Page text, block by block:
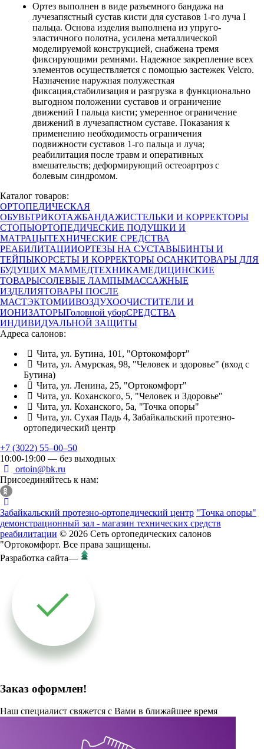
Ортез выполнен в виде разъемного бандажа на
лучезапястный сустав кисти для суставов 1-го луча I
пальца. Основа изделия выполнена из упруго-
эластичного полотна, усилена металлической
моделируемой конструкцией, снабжена тремя
фиксирующими ремнями. Надежное закрепление всех
элементов осуществляется с помощью застежек Velcro.
Назначение наружная полужесткая
фиксация,стабилизация и разгрузка в функционально
выгодном положении суставов и ограничение
движений I пальца кисти; умеренное ограничение
движений в лучезапястном суставе. Показания к
применению необходимость ограничения
подвижности суставов 1-го пальца и луча;
реабилитация после травм и оперативных
вмешательств; деформирующий остеоартроз с
болевым синдромом.
Каталог товаров:
ОРТОПЕДИЧЕСКАЯ
ОБУВЬТРИКОТАЖБАНДАЖИСТЕЛЬКИ И КОРРЕКТОРЫ
СТОПЫОРТОПЕДИЧЕСКИЕ ПОДУШКИ И
МАТРАЦЫТЕХНИЧЕСКИЕ СРЕДСТВА
РЕАБИЛИТАЦИИОРТЕЗЫ НА СУСТАВЫБИНТЫ И
ТЕЙПЫКОРСЕТЫ И КОРРЕКТОРЫ ОСАНКИТОВАРЫ ДЛЯ
БУДУЩИХ МАММЕДТЕХНИКАМЕДИЦИНСКИЕ
ТОВАРЫСОЛЕВЫЕ ЛАМПЫМАССАЖНЫЕ
ИЗДЕЛИЯТОВАРЫ ПОСЛЕ
МАСТЭКТОМИИВОЗДУХООЧИСТИТЕЛИ И
ИОНИЗАТОРЫГоловной уборСРЕДСТВА
ИНДИВИДУАЛЬНОЙ ЗАЩИТЫ
Адреса салонов:
Чита, ул. Бутина, 101, "Ортокомфорт"
Чита, ул. Амурская, 98, "Человек и здоровье" (вход с
Бутина)
Чита, ул. Ленина, 25, "Ортокомфорт"
Чита, ул. Коханского, 5, "Человек и Здоровье"
Чита, ул. Коханского, 5а, "Точка опоры"
Чита, ул. Сухая Падь 4, Забайкальский протезно-
ортопедический центр
+7 (3022) 55‒00‒50
10:00-19:00 — без выходных
ortoin@bk.ru
Присоединяйтесь к нам:
Забайкальский протезно-ортопедический центр "Точка опоры"
демонстрационный зал - магазин технических средств
реабилитации © 2026 Сеть ортопедических салонов
"Ортокомфорт. Все права защищены.
Разработка сайта—
Заказ оформлен!
Наш специалист свяжется с Вами в ближайшее время